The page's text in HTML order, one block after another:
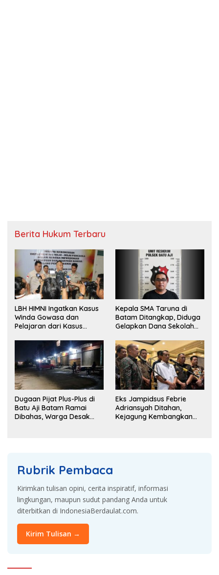
Berita Hukum Terbaru
LBH HIMNI Ingatkan Kasus
Winda Gowasa dan
Pelajaran dari Kasus
Kepala SMA Taruna di
Batam Ditangkap, Diduga
Gelapkan Dana Sekolah
Dugaan Pijat Plus-Plus di
Batu Aji Batam Ramai
Dibahas, Warga Desak
Eks Jampidsus Febrie
Adriansyah Ditahan,
Kejagung Kembangkan
Rubrik Pembaca
Kirimkan tulisan opini, cerita inspiratif, informasi
lingkungan, maupun sudut pandang Anda untuk
diterbitkan di IndonesiaBerdaulat.com.
Kirim Tulisan →